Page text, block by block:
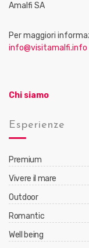
Amalfi SA
Per maggiori
info@visitamalfi.info
Chi siamo
Esperienze
Premium
Vivere il mare
Outdoor
Romantic
Well being